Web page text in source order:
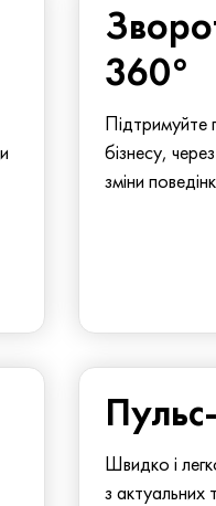
360°
Підтримуйте
бізнесу,
зміни
Швидко і
з актуальних